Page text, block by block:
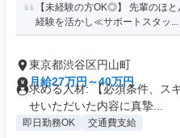
【未経験の方OK◎】 先輩のほ
経験を活かし≪サポートスタッ...
東京都渋谷区円山町
月給27万円～40万円
求める人材: 【必須条件、ス
せいただいた内容に真摯...
即日勤務OK 交通費支給